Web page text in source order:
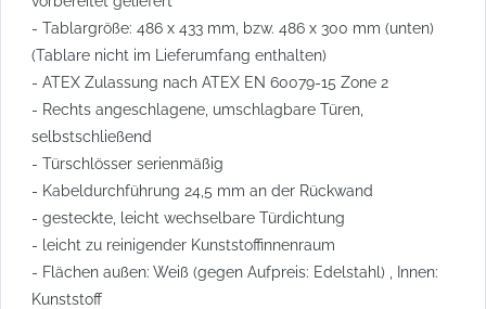
- Tablargröße: 486 x 433 mm, bzw. 486 x 300 mm (unten)
(Tablare nicht im Lieferumfang enthalten)
- ATEX Zulassung nach ATEX EN 60079-15 Zone 2
- Rechts angeschlagene, umschlagbare Türen,
selbstschließend
- Türschlösser serienmäßig
- Kabeldurchführung 24,5 mm an der Rückwand
- gesteckte, leicht wechselbare Türdichtung
- leicht zu reinigender Kunststoffinnenraum
- Flächen außen: Weiß (gegen Aufpreis: Edelstahl) , Innen:
Kunststoff